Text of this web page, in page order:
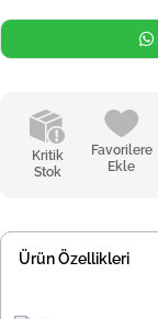
Kritik
Stok
Favorilere
Ekle
Ürün Özellikleri